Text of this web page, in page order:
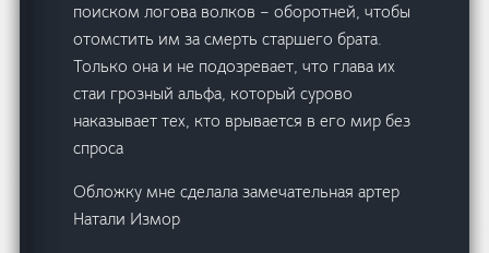
поиском логова волков – оборотней, чтобы
отомстить им за смерть старшего брата.
Только она и не подозревает, что глава их
стаи грозный альфа, который сурово
наказывает тех, кто врывается в его мир без
спроса
Обложку мне сделала замечательная артер
Натали Измор